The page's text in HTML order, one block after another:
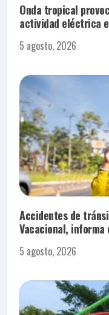
Onda tropical
actividad eléctrica
5 agosto, 2026
Accidentes de
Vacacional, informa
5 agosto, 2026